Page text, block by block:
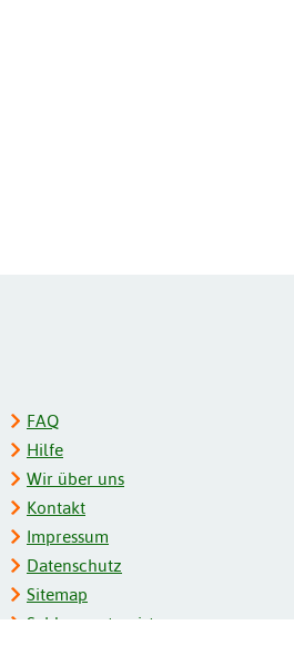
FAQ
Hilfe
Wir über uns
Kontakt
Impressum
Datenschutz
Sitemap
Schlagwortregister